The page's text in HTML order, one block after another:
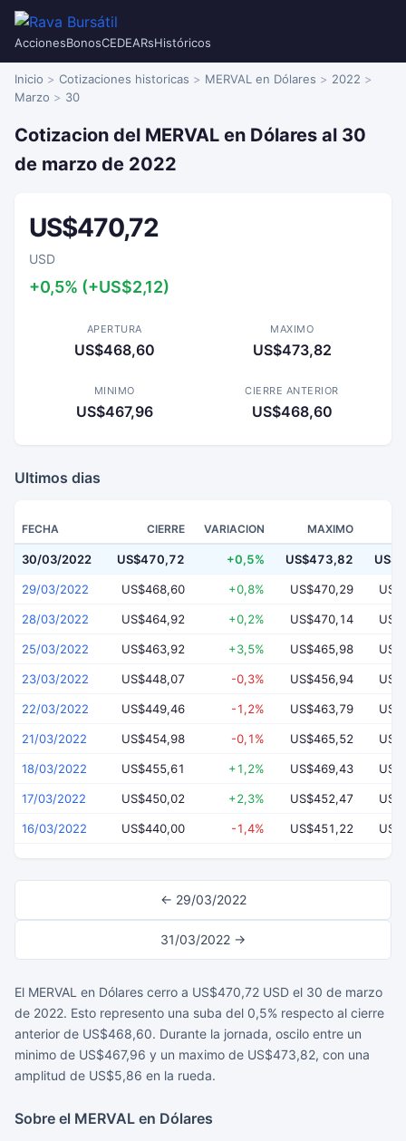
AccionesBonosCEDEARsHistóricos
Inicio Cotizaciones historicas MERVAL en Dólares
2022
Marzo
30
Cotizacion del MERVAL en Dólares al 30
de marzo de 2022
US$470,72
USD
+0,5% (+US$2,12)
APERTURA
US$468,60
MAXIMO
US$473,82
MINIMO
US$467,96
CIERRE ANTERIOR
US$468,60
Ultimos dias
FECHA CIERRE VARIACION MAXIMO
30/03/2022 US$470,72 +0,5% US$473,82
29/03/2022 US$468,60 +0,8% US$470,29
28/03/2022 US$464,92 +0,2% US$470,14
25/03/2022 US$463,92 +3,5% US$465,98
23/03/2022 US$448,07 -0,3% US$456,94
22/03/2022 US$449,46 -1,2% US$463,79
21/03/2022 US$454,98 -0,1% US$465,52
18/03/2022 US$455,61 +1,2% US$469,43
17/03/2022 US$450,02 +2,3% US$452,47
16/03/2022 US$440,00 -1,4% US$451,22
← 29/03/2022
31/03/2022 →
El MERVAL en Dólares cerro a US$470,72 USD el 30 de marzo
de 2022. Esto represento una suba del 0,5% respecto al cierre
anterior de US$468,60. Durante la jornada, oscilo entre un
minimo de US$467,96 y un maximo de US$473,82, con una
amplitud de US$5,86 en la rueda.
Sobre el MERVAL en Dólares